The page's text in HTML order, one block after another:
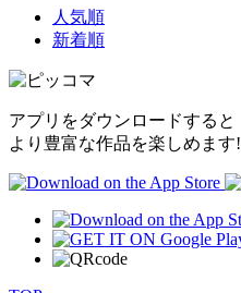
人気順
新着順
アプリをダウンロードすると
より豊富な作品を楽しめます!